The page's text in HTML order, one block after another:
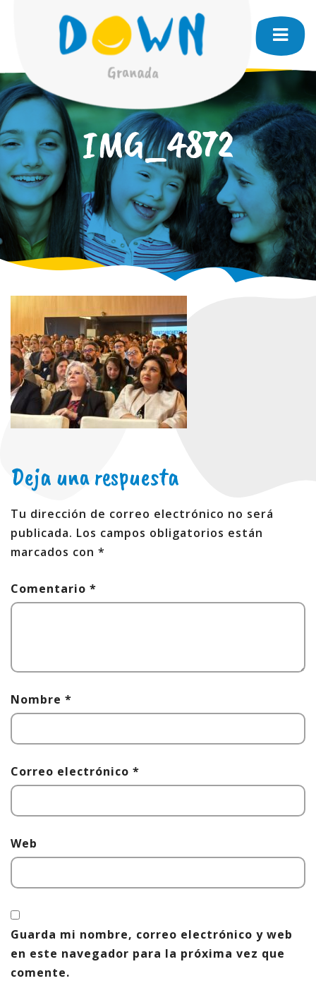
IMG_4872
Deja una respuesta
Tu dirección de correo electrónico no será
publicada. Los campos obligatorios están
marcados con *
Comentario *
Nombre *
Correo electrónico *
Web
Guarda mi nombre, correo electrónico y web
en este navegador para la próxima vez que
comente.